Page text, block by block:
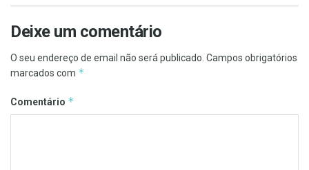
Deixe um comentário
O seu endereço de email não será publicado. Campos obrigatórios
marcados com *
Comentário *